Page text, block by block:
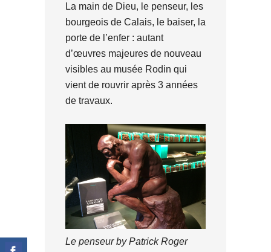
La main de Dieu, le penseur, les
bourgeois de Calais, le baiser, la
porte de l’enfer : autant
d’œuvres majeures de nouveau
visibles au musée Rodin qui
vient de rouvrir après 3 années
de travaux.
Le penseur by Patrick Roger